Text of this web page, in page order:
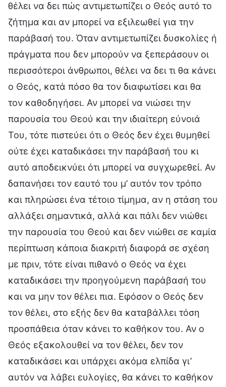
θέλει να δει πώς αντιμετωπίζει ο Θεός αυτό το
ζήτημα και αν μπορεί να εξιλεωθεί για την
παράβασή του. Όταν αντιμετωπίζει δυσκολίες ή
πράγματα που δεν μπορούν να ξεπεράσουν οι
περισσότεροι άνθρωποι, θέλει να δει τι θα κάνει
ο Θεός, κατά πόσο θα τον διαφωτίσει και θα
τον καθοδηγήσει. Αν μπορεί να νιώσει την
παρουσία του Θεού και την ιδιαίτερη εύνοιά
Του, τότε πιστεύει ότι ο Θεός δεν έχει θυμηθεί
ούτε έχει καταδικάσει την παράβασή του κι
αυτό αποδεικνύει ότι μπορεί να συγχωρεθεί. Αν
δαπανήσει τον εαυτό του μ’ αυτόν τον τρόπο
και πληρώσει ένα τέτοιο τίμημα, αν η στάση του
αλλάξει σημαντικά, αλλά και πάλι δεν νιώθει
την παρουσία του Θεού και δεν νιώθει σε καμία
περίπτωση κάποια διακριτή διαφορά σε σχέση
με πριν, τότε είναι πιθανό ο Θεός να έχει
καταδικάσει την προηγούμενη παράβασή του
και να μην τον θέλει πια. Εφόσον ο Θεός δεν
τον θέλει, στο εξής δεν θα καταβάλλει τόση
προσπάθεια όταν κάνει το καθήκον του. Αν ο
Θεός εξακολουθεί να τον θέλει, δεν τον
καταδικάσει και υπάρχει ακόμα ελπίδα γι’
αυτόν να λάβει ευλογίες, θα κάνει το καθήκον